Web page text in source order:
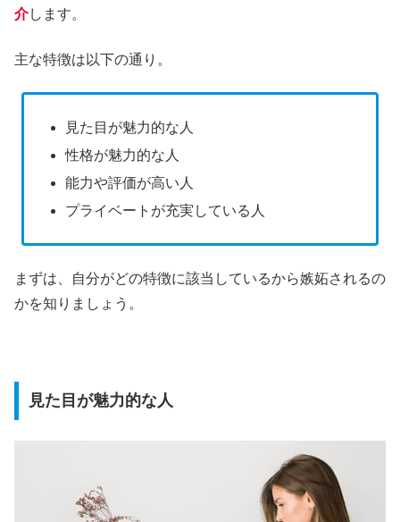
介します。
主な特徴は以下の通り。
見た目が魅力的な人
性格が魅力的な人
能力や評価が高い人
プライベートが充実している人
まずは、自分がどの特徴に該当しているから嫉妬されるの
かを知りましょう。
見た目が魅力的な人